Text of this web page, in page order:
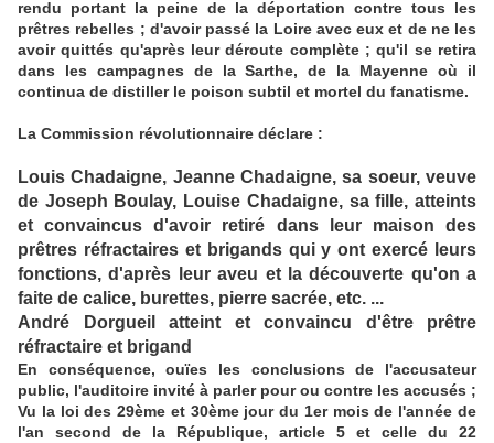
rendu portant la peine de la déportation contre tous les
prêtres rebelles ; d'avoir passé la Loire avec eux et de ne les
avoir quittés qu'après leur déroute complète ; qu'il se retira
dans les campagnes de la Sarthe, de la Mayenne où il
continua de distiller le poison subtil et mortel du fanatisme.
La Commission révolutionnaire déclare :
Louis Chadaigne, Jeanne Chadaigne, sa soeur, veuve
de Joseph Boulay, Louise Chadaigne, sa fille, atteints
et convaincus d'avoir retiré dans leur maison des
prêtres réfractaires et brigands qui y ont exercé leurs
fonctions, d'après leur aveu et la découverte qu'on a
faite de calice, burettes, pierre sacrée, etc. ...
André Dorgueil atteint et convaincu d'être prêtre
réfractaire et brigand
En conséquence, ouïes les conclusions de l'accusateur
public, l'auditoire invité à parler pour ou contre les accusés ;
Vu la loi des 29ème et 30ème jour du 1er mois de l'année de
l'an second de la République, article 5 et celle du 22